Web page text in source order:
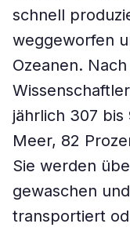
schnell
weggeworfen
Ozeanen.
jährlich 307
Meer, 82
Sie werden
gewaschen
transportiert